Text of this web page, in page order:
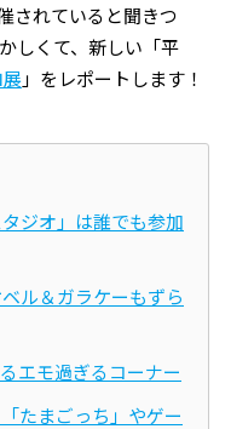
されていると聞きつ
しくて、新しい「平
」をレポートします！
ジオ」は誰でも参加
ル＆ガラケーもずら
エモ過ぎるコーナー
たまごっち」やゲー